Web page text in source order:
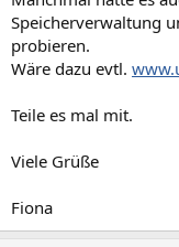
Speicherverwaltung
probieren.
Wäre dazu evtl.
Teile es mal mit.
Viele Grüße
Fiona